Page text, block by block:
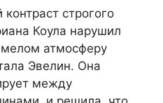
строгого
Коула нарушил
атмосферу
Эвелин. Она
между